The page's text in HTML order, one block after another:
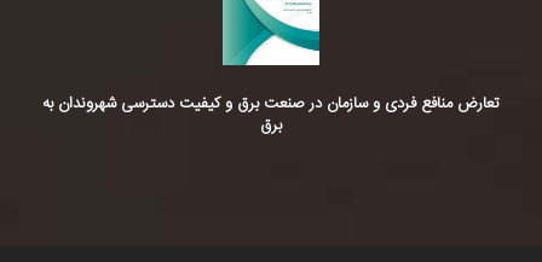
تعارض منافع فردی و سازمان در صنعت برق و کیفیت دسترسی شهروندان به
برق